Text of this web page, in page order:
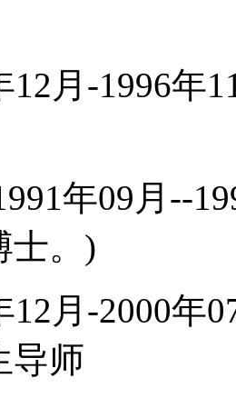
月-1996年
年09月--
士。)
月-2000年
导师